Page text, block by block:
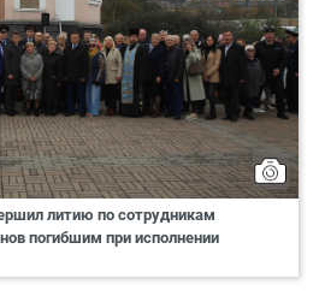
литию по сотрудникам
погибшим при исполнении